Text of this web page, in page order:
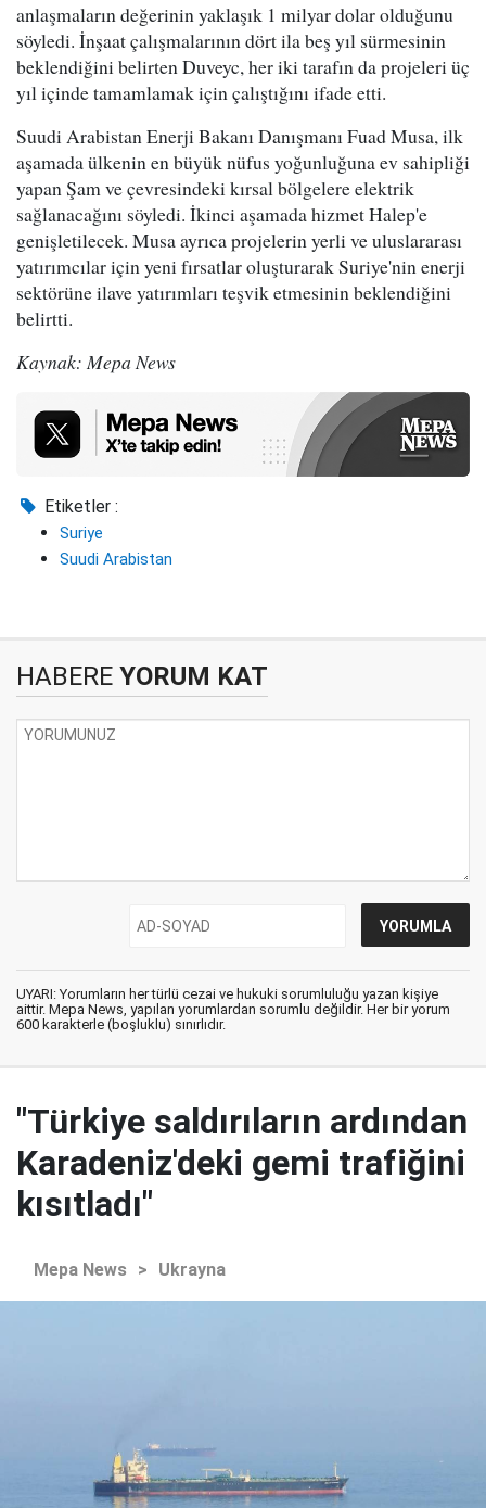
anlaşmaların değerinin yaklaşık 1 milyar dolar olduğunu
söyledi. İnşaat çalışmalarının dört ila beş yıl sürmesinin
beklendiğini belirten Duveyc, her iki tarafın da projeleri üç
yıl içinde tamamlamak için çalıştığını ifade etti.
Suudi Arabistan Enerji Bakanı Danışmanı Fuad Musa, ilk
aşamada ülkenin en büyük nüfus yoğunluğuna ev sahipliği
yapan Şam ve çevresindeki kırsal bölgelere elektrik
sağlanacağını söyledi. İkinci aşamada hizmet Halep'e
genişletilecek. Musa ayrıca projelerin yerli ve uluslararası
yatırımcılar için yeni fırsatlar oluşturarak Suriye'nin enerji
sektörüne ilave yatırımları teşvik etmesinin beklendiğini
belirtti.
Kaynak: Mepa News
Etiketler :
Suriye
Suudi Arabistan
HABERE YORUM KAT
UYARI: Yorumların her türlü cezai ve hukuki sorumluluğu yazan kişiye
aittir. Mepa News, yapılan yorumlardan sorumlu değildir. Her bir yorum
600 karakterle (boşluklu) sınırlıdır.
"Türkiye saldırıların ardından
Karadeniz'deki gemi trafiğini
kısıtladı"
Mepa News > Ukrayna